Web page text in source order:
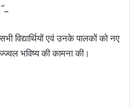
विद्यार्थियों एवं उनके पालकों को नए
भविष्य की कामना की।